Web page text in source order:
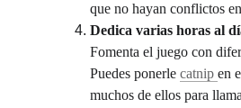
que no hayan conflictos
Dedica varias horas al
Fomenta el juego con
Puedes ponerle catnip en
muchos de ellos para